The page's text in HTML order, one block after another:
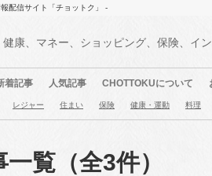
配信サイト「チョットク」 -
健康、マネー、ショッピング、保険、イ
着記事 人気記事 CHOTTOKUについて
レジャー 住まい 保険 健康・運動 料理
覧（全3件）